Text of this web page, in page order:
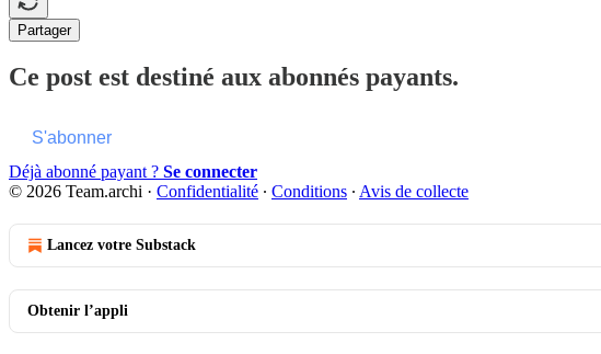
Partager
Ce post est destiné aux abonnés payants.
S'abonner
Déjà abonné payant ? Se connecter
© 2026 Team.archi · Confidentialité ∙ Conditions ∙ Avis de collecte
Lancez votre Substack
Obtenir l’appli